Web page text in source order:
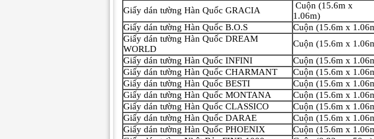
Giấy dán tường Hàn Quốc GRACIA
Cuộn (15.6m x
1.06m)
Giấy dán tường Hàn Quốc B.O.S
Cuộn (15.6m x
Giấy dán tường Hàn Quốc DREAM
WORLD
Cuộn (15.6m x
Giấy dán tường Hàn Quốc INFINI
Cuộn (15.6m x
Giấy dán tường Hàn Quốc CHARMANT
Cuộn (15.6m x
Giấy dán tường Hàn Quốc BESTI
Cuộn (15.6m x
Giấy dán tường Hàn Quốc MONTANA
Cuộn (15.6m x
Giấy dán tường Hàn Quốc CLASSICO
Cuộn (15.6m x
Giấy dán tường Hàn Quốc DARAE
Cuộn (15.6m x
Giấy dán tường Hàn Quốc PHOENIX
Cuộn (15.6m x